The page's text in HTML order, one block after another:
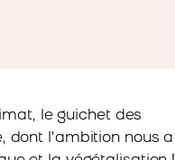
le guichet des
dont l’ambition nous a